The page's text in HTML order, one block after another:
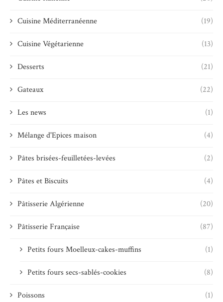
Cuisine Méditerranéenne (19)
Cuisine Végétarienne (13)
Desserts (21)
Gateaux (22)
Les news (1)
Mélange d'Epices maison (4)
Pâtes brisées-feuilletées-levées (2)
Pâtes et Biscuits (4)
Pâtisserie Algérienne (20)
Pâtisserie Française (87)
Petits fours Moelleux-cakes-muffins (1)
Petits fours secs-sablés-cookies (8)
Poissons (1)